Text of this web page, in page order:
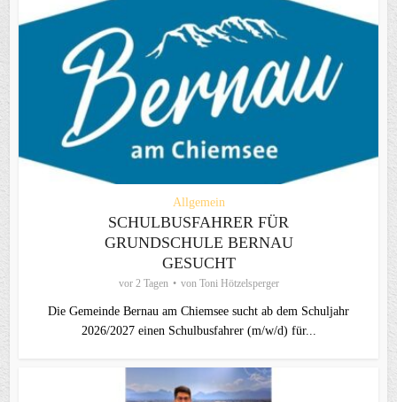
Allgemein
SCHULBUSFAHRER FÜR
GRUNDSCHULE BERNAU
GESUCHT
vor 2 Tagen von Toni Hötzelsperger
Die Gemeinde Bernau am Chiemsee sucht ab dem Schuljahr
2026/2027 einen Schulbusfahrer (m/w/d) für...